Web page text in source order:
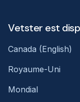
Vetster est
Canada (English)
Royaume-Uni
Mondial